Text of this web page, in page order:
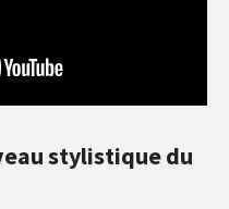
stylistique du